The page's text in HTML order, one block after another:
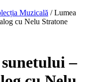
Muzicală / Lumea
cu Nelu Stratone
–